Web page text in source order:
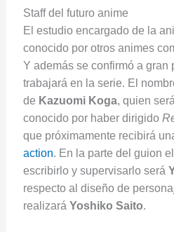
Staff del futuro anime
El estudio encargado de la
conocido por otros animes
Y además se confirmó a gran
trabajará en la serie. El
de Kazuomi Koga, quien
conocido por haber dirigido
que próximamente recibirá
action. En la parte del guion
escribirlo y supervisarlo será
respecto al diseño de
realizará Yoshiko Saito.